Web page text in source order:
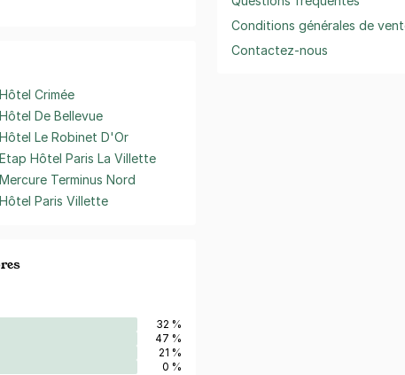
Hôtel Crimée
Hôtel De Bellevue
Hôtel Le Robinet D'Or
Etap Hôtel Paris La Villette
Mercure Terminus Nord
Hôtel Paris Villette
32 %
47 %
21 %
0 %
Conditions générales de
Contactez-nous